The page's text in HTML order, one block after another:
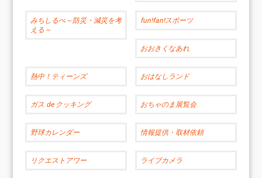
みちしるべ～防災・減災を考
える～
fun!fan!スポーツ
おおきくなあれ
熱中！ティーンズ おはなしランド
ガス de クッキング おちゃのま展覧会
野球カレンダー 情報提供・取材依頼
リクエストアワー ライブカメラ